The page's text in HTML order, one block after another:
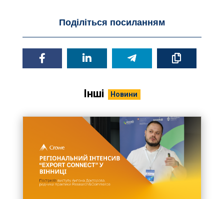
Поділіться посиланням
Інші Новини